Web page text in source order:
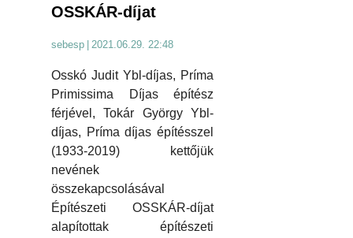
OSSKÁR-díjat
sebesp | 2021.06.29. 22:48
Osskó Judit Ybl-díjas, Príma
Primissima Díjas építész
férjével, Tokár György Ybl-
díjas, Príma díjas építésszel
(1933-2019) kettőjük
nevének
összekapcsolásával
Építészeti OSSKÁR-díjat
alapítottak építészeti